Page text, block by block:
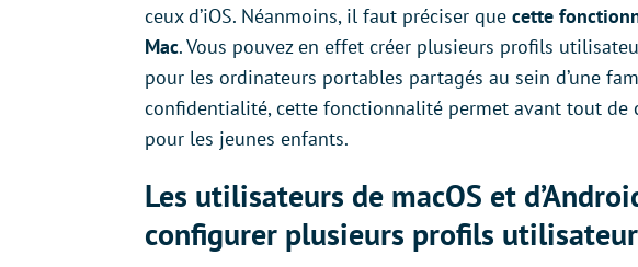
ceux d’iOS. Néanmoins, il faut préciser que cette
Mac. Vous pouvez en effet créer plusieurs profils
pour les ordinateurs portables partagés au sein d’une
confidentialité, cette fonctionnalité permet avant tout de
pour les jeunes enfants.
Les utilisateurs de macOS et
configurer plusieurs profils utilisateur